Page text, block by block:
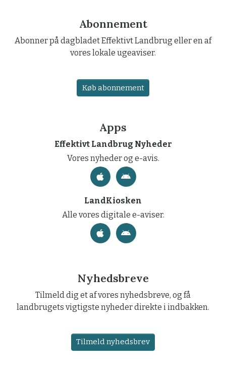
Abonnement
Abonner på dagbladet Effektivt Landbrug eller en af
vores lokale ugeaviser.
Køb abonnement
Apps
Effektivt Landbrug Nyheder
Vores nyheder og e-avis.
LandKiosken
Alle vores digitale e-aviser.
Nyhedsbreve
Tilmeld dig et af vores nyhedsbreve, og få
landbrugets vigtigste nyheder direkte i indbakken.
Tilmeld nyhedsbrev